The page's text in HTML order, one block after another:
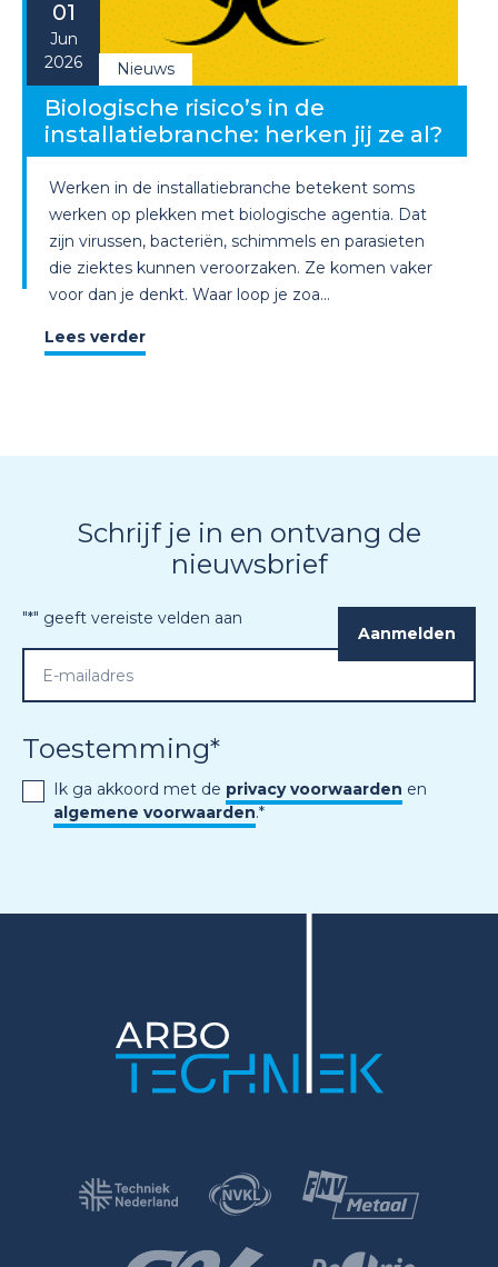
01
Jun
2026
Nieuws
Biologische risico’s in de
installatiebranche: herken jij ze al?
Werken in de installatiebranche betekent soms
werken op plekken met biologische agentia. Dat
zijn virussen, bacteriën, schimmels en parasieten
die ziektes kunnen veroorzaken. Ze komen vaker
voor dan je denkt. Waar loop je zoa...
Lees verder
Schrijf je in en ontvang de
nieuwsbrief
"*" geeft vereiste velden aan
Toestemming*
Ik ga akkoord met de privacy voorwaarden en
algemene voorwaarden.*